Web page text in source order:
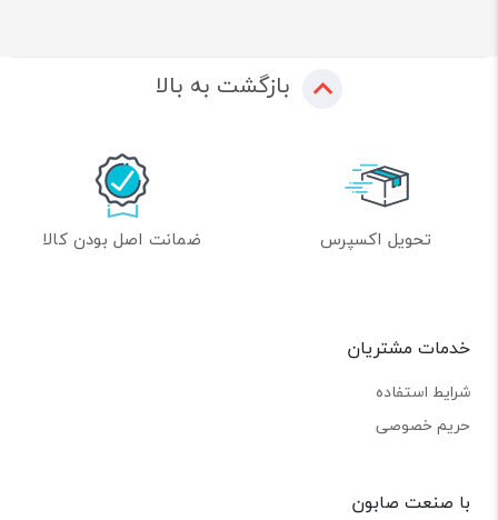
بازگشت به بالا
تحویل اکسپرس ضمانت اصل بودن کالا
خدمات مشتریان
شرایط استفاده
حریم خصوصی
با صنعت صابون